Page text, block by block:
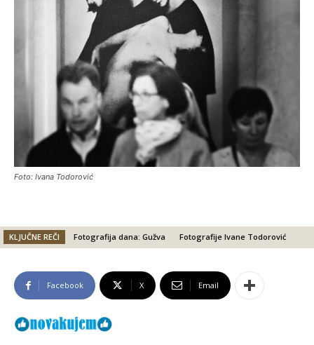
Foto: Ivana Todorović
KLJUČNE REČI Fotografija dana: Gužva Fotografije Ivane Todorović
Facebook X Email